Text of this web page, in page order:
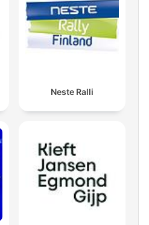
Neste Ralli